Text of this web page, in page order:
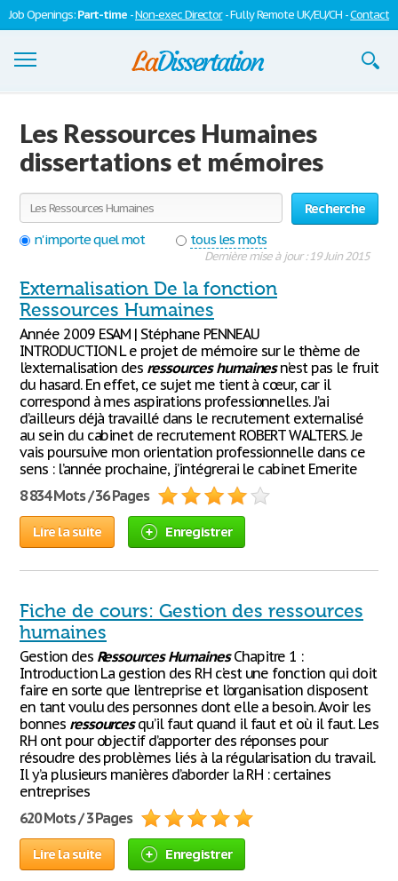
Job Openings:Part-time -Non-exec Director- Fully Remote UK/EU/CH -Contact
S'inscrire
Se connecter
Contactez-nous
Les Ressources Humaines
dissertations et mémoires
Recherche
n'importe quel mot
tous les mots
Dernière mise à jour : 19 Juin 2015
Externalisation De la fonction
Ressources Humaines
Année 2009 ESAM | Stéphane PENNEAU
INTRODUCTION L e projet de mémoire sur le thème de
l’externalisation des ressources humainesn’est pas le fruit
du hasard. En effet, ce sujet me tient à cœur, car il
correspond à mes aspirations professionnelles. J’ai
d’ailleurs déjà travaillé dans le recrutement externalisé
au sein du cabinet de recrutement ROBERT WALTERS. Je
vais poursuive mon orientation professionnelle dans ce
sens : l’année prochaine, j’intégrerai le cabinet Emerite
8 834 Mots / 36 Pages
Lire la suite Enregistrer
Fiche de cours: Gestion des ressources
humaines
Gestion des Ressources HumainesChapitre 1 :
Introduction La gestion des RH c’est une fonction qui doit
faire en sorte que l’entreprise et l’organisation disposent
en tant voulu des personnes dont elle a besoin. Avoir les
bonnes ressourcesqu’il faut quand il faut et où il faut. Les
RH ont pour objectif d’apporter des réponses pour
résoudre des problèmes liés à la régularisation du travail.
Il y’a plusieurs manières d’aborder la RH : certaines
entreprises
620 Mots / 3 Pages
Lire la suite Enregistrer